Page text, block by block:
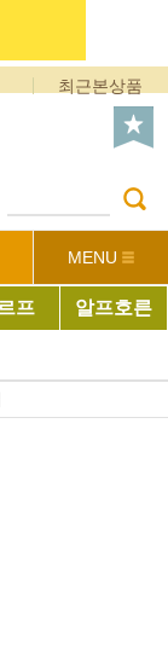
최근본상품
MENU
프 알프호른